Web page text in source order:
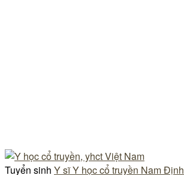
Tuyển sinh Y sĩ Y học cổ truyền Nam Định